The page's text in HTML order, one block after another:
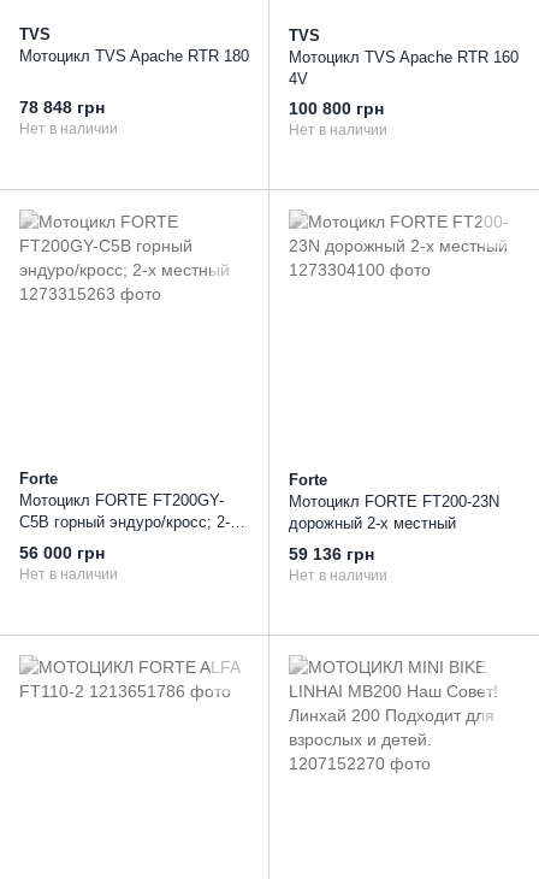
TVS
Мотоцикл TVS Apache RTR 180
78 848 грн
Нет в наличии
TVS
Мотоцикл TVS Apache RTR 160
4V
100 800 грн
Нет в наличии
Forte
Мотоцикл FORTE FT200GY-
C5B горный эндуро/кросс; 2-х
местный
56 000 грн
Нет в наличии
Forte
Мотоцикл FORTE FT200-23N
дорожный 2-х местный
59 136 грн
Нет в наличии